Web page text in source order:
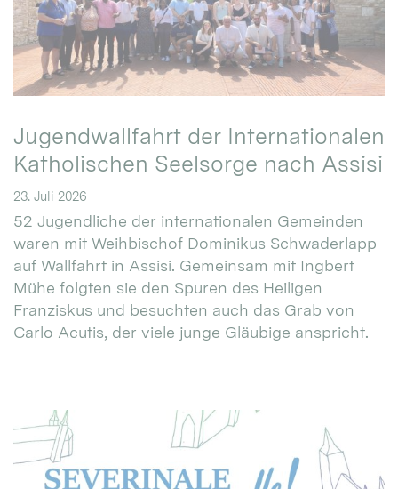
Jugendwallfahrt der Internationalen
Katholischen Seelsorge nach Assisi
23. Juli 2026
52 Jugendliche der internationalen Gemeinden
waren mit Weihbischof Dominikus Schwaderlapp
auf Wallfahrt in Assisi. Gemeinsam mit Ingbert
Mühe folgten sie den Spuren des Heiligen
Franziskus und besuchten auch das Grab von
Carlo Acutis, der viele junge Gläubige anspricht.